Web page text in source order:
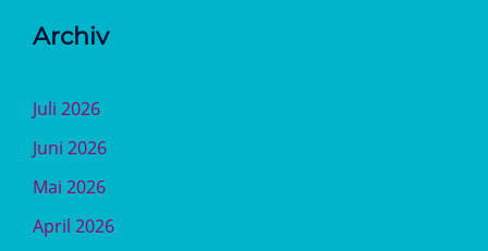
Archiv
Juli 2026
Juni 2026
Mai 2026
April 2026